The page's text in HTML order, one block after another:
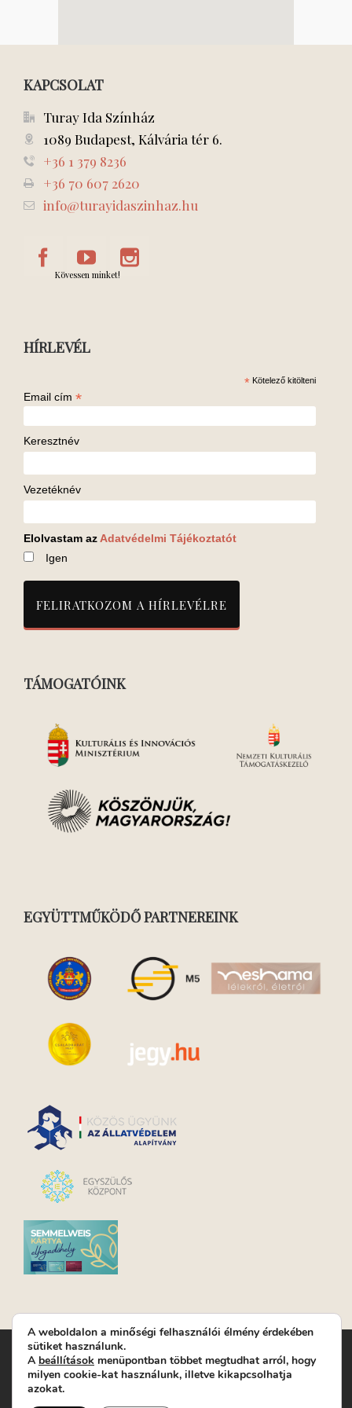
KAPCSOLAT
Turay Ida Színház
1089 Budapest, Kálvária tér 6.
+36 1 379 8236
+36 70 607 2620
info@turayidaszinhaz.hu
Kövessen minket!
HÍRLEVÉL
* Kötelező kitölteni
Email cím *
Keresztnév
Vezetéknév
Elolvastam az Adatvédelmi Tájékoztatót
Igen
TÁMOGATÓINK
EGYÜTTMŰKÖDŐ PARTNEREINK
Turay Ida Színház Közhasznú Nonprofit Kft. | Működési
helyszín: Turay Ida Színház 1089 Budapest, Kálvária tér 6. |
Levelezési cím: 1089 Budapest, Kálvária tér 14. | Titkárság:
A weboldalon a minőségi felhasználói élmény érdekében
sütiket használunk.
A beállítások menüpontban többet megtudhat arról, hogy
milyen cookie-kat használunk, illetve kikapcsolhatja
azokat.